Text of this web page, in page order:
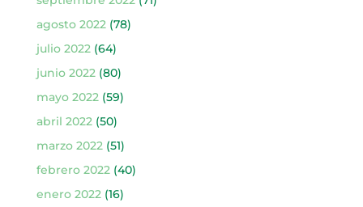
agosto 2022(78)
julio 2022(64)
junio 2022(80)
mayo 2022(59)
abril 2022(50)
marzo 2022(51)
febrero 2022(40)
enero 2022(16)